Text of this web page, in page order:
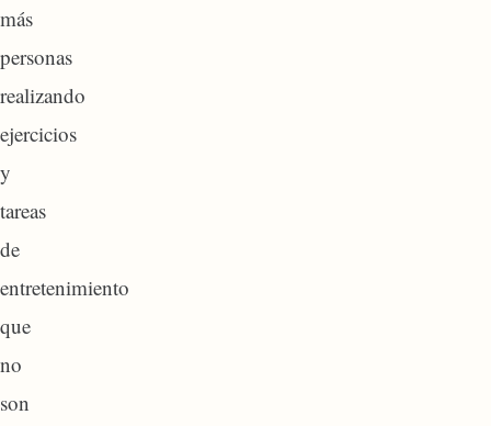
más
personas
realizando
ejercicios
y
tareas
de
entretenimiento
que
no
son